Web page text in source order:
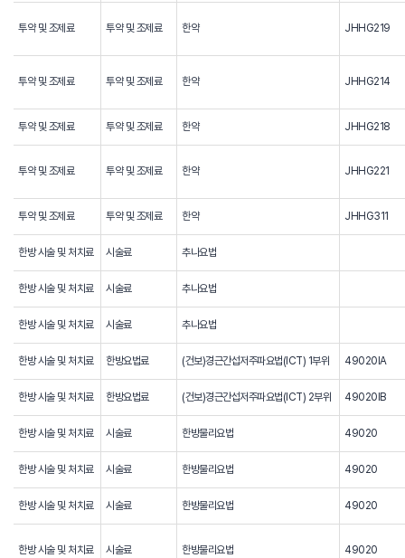
투약 및 조제료 투약 및 조제료 한약 JHHG219
투약 및 조제료 투약 및 조제료 한약 JHHG214
투약 및 조제료 투약 및 조제료 한약 JHHG218
투약 및 조제료 투약 및 조제료 한약 JHHG221
투약 및 조제료 투약 및 조제료 한약 JHHG311
한방 시술 및 처치료 시술료 추나요법
한방 시술 및 처치료 시술료 추나요법
한방 시술 및 처치료 시술료 추나요법
한방 시술 및 처치료 한방요법료 (건보)경근간섭저주파요법(ICT) 1부위 49020IA
한방 시술 및 처치료 한방요법료 (건보)경근간섭저주파요법(ICT) 2부위 49020IB
한방 시술 및 처치료 시술료 한방물리요법 49020
한방 시술 및 처치료 시술료 한방물리요법 49020
한방 시술 및 처치료 시술료 한방물리요법 49020
한방 시술 및 처치료 시술료 한방물리요법 49020